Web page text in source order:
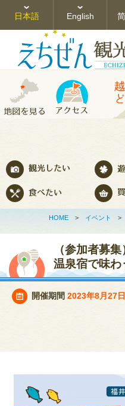
日本語 English
HOME> イベント >
（参加者募
温泉宿で味わ
開催期間 2023年8月27